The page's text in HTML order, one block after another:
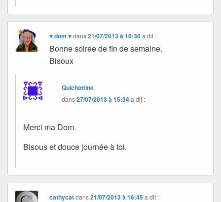
♥ dom ♥dans21/07/2013 à 16:36 a dit :
Bonne soirée de fin de semaine.
Bisoux
Quichottine
dans27/07/2013 à 15:34a dit :
Merci ma Dom.
Bisous et douce journée à toi.
cathycatdans21/07/2013 à 16:45 a dit :